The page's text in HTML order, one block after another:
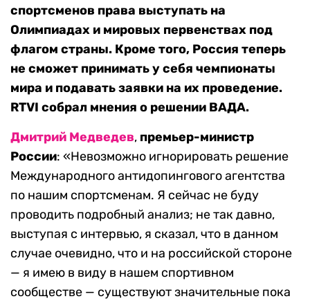
спортсменов права выступать на
Олимпиадах и мировых первенствах под
флагом страны. Кроме того, Россия теперь
не сможет принимать у себя чемпионаты
мира и подавать заявки на их проведение.
RTVI собрал мнения о решении ВАДА.
Дмитрий Медведев, премьер-министр
России: «Невозможно игнорировать решение
Международного антидопингового агентства
по нашим спортсменам. Я сейчас не буду
проводить подробный анализ; не так давно,
выступая с интервью, я сказал, что в данном
случае очевидно, что и на российской стороне
— я имею в виду в нашем спортивном
сообществе — существуют значительные пока